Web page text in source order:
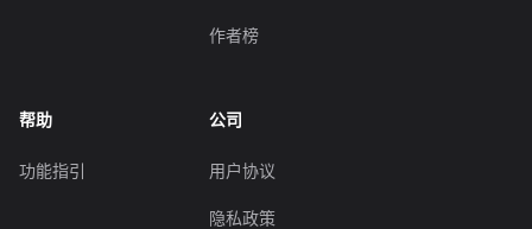
作者榜
帮助
功能指引
公司
用户协议
隐私政策